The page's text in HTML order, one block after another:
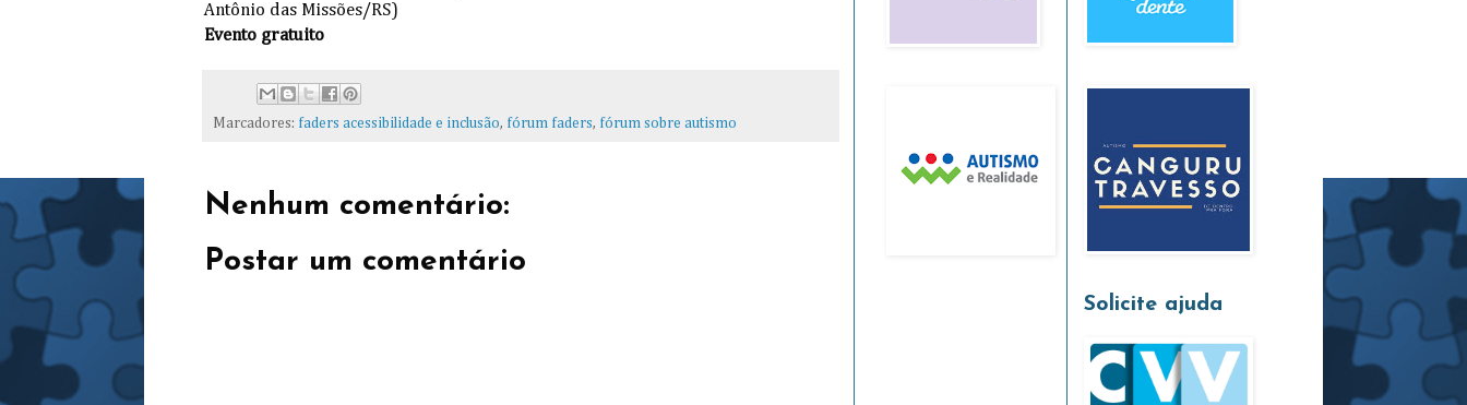
Antônio das Missões/RS)
Evento gratuito
Marcadores: faders acessibilidade e inclusão, fórum faders, fórum sobre autismo
Nenhum comentário:
Postar um comentário
Solicite ajuda